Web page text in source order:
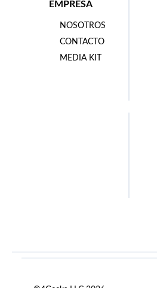
EMPRESA
NOSOTROS
CONTACTO
MEDIA KIT